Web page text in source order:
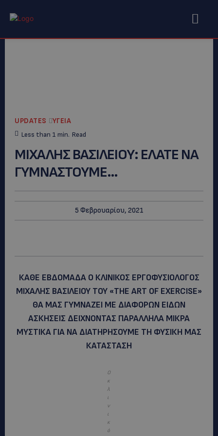
UPDATES ΥΓΕΙΑ
Less than 1 min. Read
ΜΙΧΑΛΗΣ ΒΑΣΙΛΕΙΟΥ: ΕΛΑΤΕ ΝΑ
ΓΥΜΝΑΣΤΟΥΜΕ…
5 Φεβρουαρίου, 2021
ΚΑΘΕ ΕΒΔΟΜΑΔΑ Ο ΚΛΙΝΙΚΟΣ ΕΡΓΟΦΥΣΙΟΛΟΓΟΣ
ΜΙΧΑΛΗΣ ΒΑΣΙΛΕΙΟΥ ΤΟΥ «THE ART OF EXERCISE»
ΘΑ ΜΑΣ ΓΥΜΝΑΖΕΙ ΜΕ ΔΙΑΦΟΡΩΝ ΕΙΔΩΝ
ΑΣΚΗΣΕΙΣ ΔΕΙΧΝΟΝΤΑΣ ΠΑΡΑΛΛΗΛΑ ΜΙΚΡΑ
ΜΥΣΤΙΚΑ ΓΙΑ ΝΑ ΔΙΑΤΗΡΗΣΟΥΜΕ ΤΗ ΦΥΣΙΚΗ ΜΑΣ
ΚΑΤΑΣΤΑΣΗ
O
κ
λ
ι
ν
ι
κ
ό